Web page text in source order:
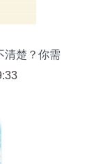
清楚？你需